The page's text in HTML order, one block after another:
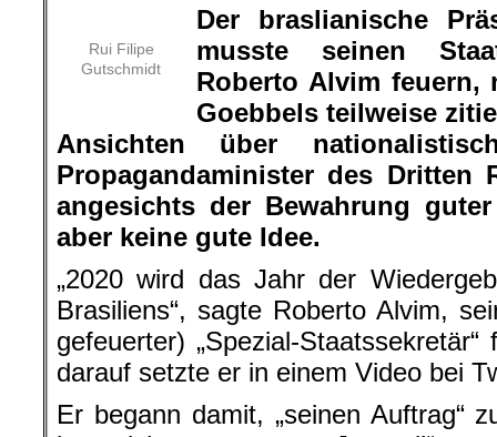
Rui Filipe
Gutschmidt
Der braslianische
musste seinen
Roberto Alvim feuern,
Goebbels teilweise
Ansichten über
Propagandaminister des Dritten
angesichts der Bewahrung
aber keine gute Idee.
„2020 wird das Jahr der
Brasiliens“, sagte Roberto Alvim,
gefeuerter) „Spezial-
darauf setzte er in einem Video bei
Er begann damit, „seinen Auftrag“